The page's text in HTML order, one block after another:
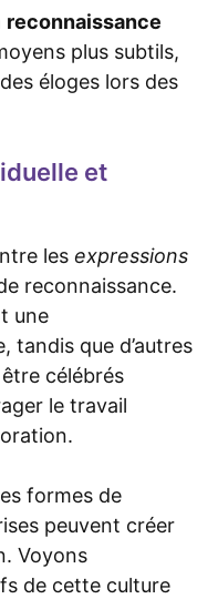
reconnaissance
plus subtils,
éloges lors des
et
les expressions
reconnaissance.
une
tandis que d’autres
célébrés
le travail
formes de
peuvent créer
Voyons
de cette culture